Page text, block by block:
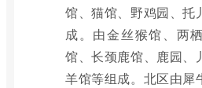
馆、猫馆、野鸡园、托
成。由金丝猴馆、两
馆、长颈鹿馆、鹿园、
羊馆等组成。北区由犀